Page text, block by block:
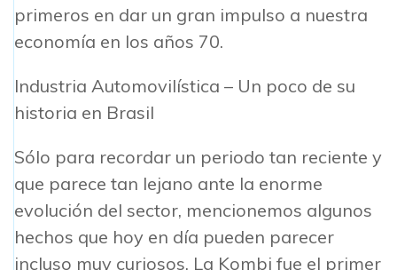
primeros en dar un gran impulso a nuestra
economía en los años 70.
Industria Automovilística – Un poco de su
historia en Brasil
Sólo para recordar un periodo tan reciente y
que parece tan lejano ante la enorme
evolución del sector, mencionemos algunos
hechos que hoy en día pueden parecer
incluso muy curiosos. La Kombi fue el primer